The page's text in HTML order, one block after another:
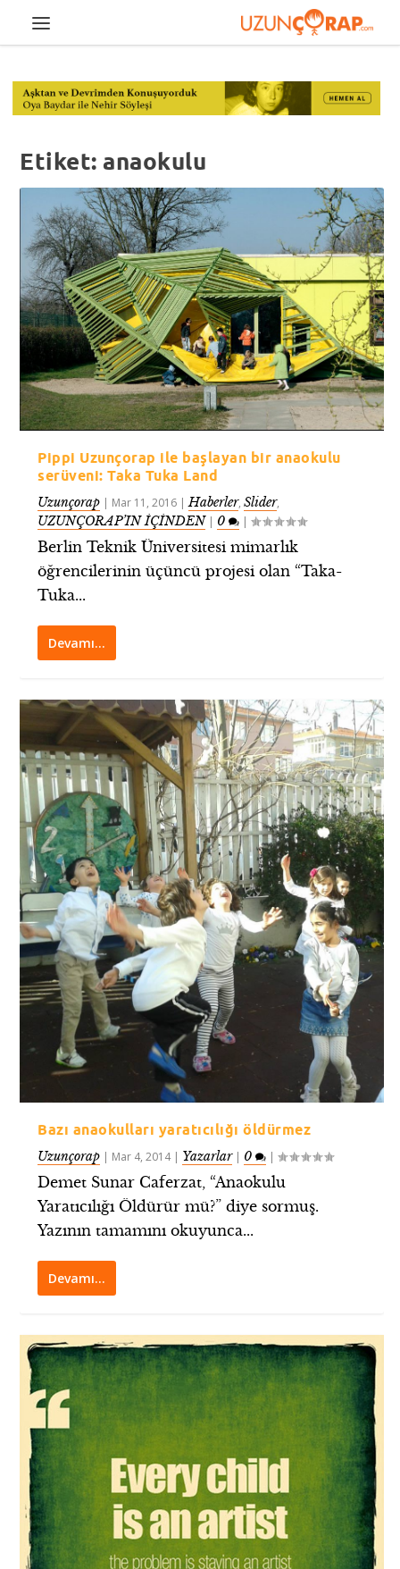
Etiket: anaokulu
Pippi Uzunçorap ile başlayan bir anaokulu
serüveni: Taka Tuka Land
Uzunçorap | Mar 11, 2016 |Haberler,Slider,
UZUNÇORAP’IN İÇİNDEN| 0 |
Berlin Teknik Üniversitesi mimarlık
öğrencilerinin üçüncü projesi olan “Taka-
Tuka...
Devamı…
Bazı anaokulları yaratıcılığı öldürmez
Uzunçorap | Mar 4, 2014| Yazarlar| 0 |
Demet Sunar Caferzat, “Anaokulu
Yaratıcılığı Öldürür mü?” diye sormuş.
Yazının tamamını okuyunca...
Devamı…